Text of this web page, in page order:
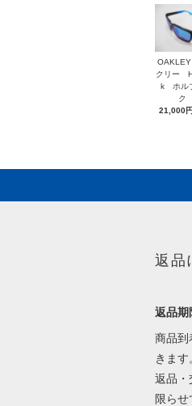
クリー
k ホル
ク
21,000
返品
返品期
商品到
きます
返品・
限らせ